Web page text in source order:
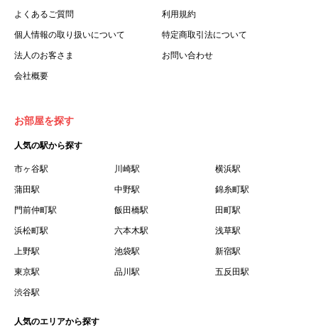
よくあるご質問 利用規約
個人情報の取り扱いについて 特定商取引法について
法人のお客さま お問い合わせ
会社概要
お部屋を探す
人気の駅から探す
市ヶ谷駅 川崎駅 横浜駅
蒲田駅 中野駅 錦糸町駅
門前仲町駅 飯田橋駅 田町駅
浜松町駅 六本木駅 浅草駅
上野駅 池袋駅 新宿駅
東京駅 品川駅 五反田駅
渋谷駅
人気のエリアから探す